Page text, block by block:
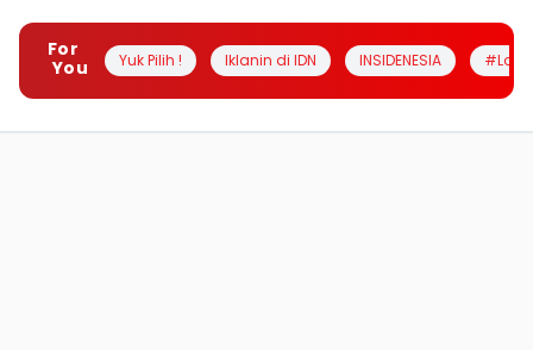
For
You
Yuk Pilih ! Iklanin di IDN INSIDENESIA